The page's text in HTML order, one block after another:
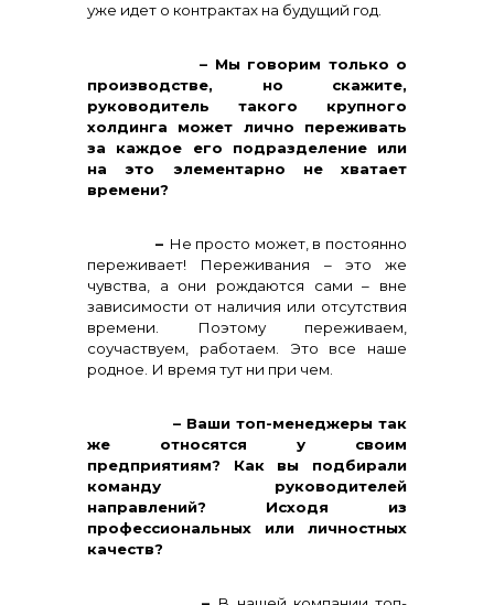
уже идет о контрактах на будущий год.
– Мы говорим только о
производстве, но скажите,
руководитель такого крупного
холдинга может лично переживать
за каждое его подразделение или
на это элементарно не хватает
времени?
– Не просто может, в постоянно
переживает! Переживания – это же
чувства, а они рождаются сами – вне
зависимости от наличия или отсутствия
времени. Поэтому переживаем,
соучаствуем, работаем. Это все наше
родное. И время тут ни при чем.
– Ваши топ-менеджеры так
же относятся у своим
предприятиям? Как вы подбирали
команду руководителей
направлений? Исходя из
профессиональных или личностных
качеств?